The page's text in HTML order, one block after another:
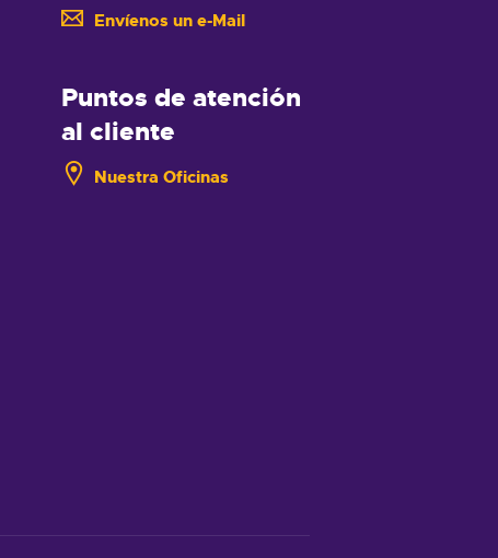
Envíenos un e-Mail
Puntos de atención
al cliente
Nuestra Oficinas